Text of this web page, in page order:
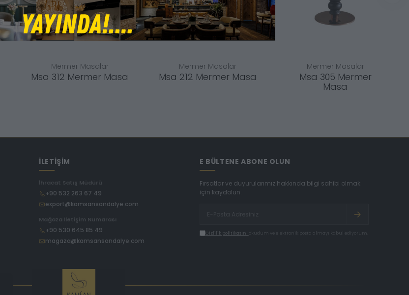
Mermer Masalar
Msa 312 Mermer Masa
Mermer Masalar
Msa 212 Mermer Masa
Mermer Masalar
Msa 305 Mermer
Masa
İLETİŞİM
İhracat Satış Müdürü
+90 532 263 67 49
export@kamsansandalye.com
Mağaza İletişim Numarası
+90 530 645 85 49
magaza@kamsansandalye.com
E BÜLTENE ABONE OLUN
Fırsatlar ve duyurularımız hakkında bilgi sahibi olmak
için kaydolun.
Gizlilik politikasını okudum ve elektronik posta almayı kabul ediyorum.